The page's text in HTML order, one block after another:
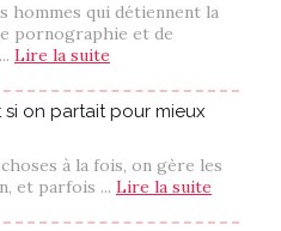
hommes qui détiennent la
pornographie et de
Lire la suite
si on partait pour mieux
à la fois, on gère les
et parfois ... Lire la suite